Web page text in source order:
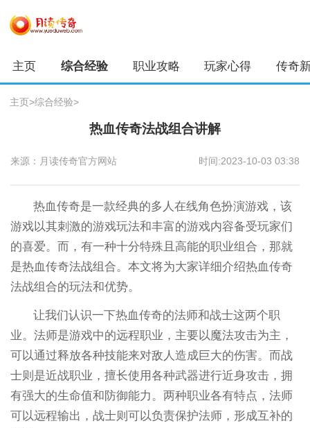
主页 综合经验 职业攻略 玩家心得 传奇
主页>综合经验>
热血传奇法战组合讲解
来源：月读传奇官方网站 时间:2023-10-03 03:38
热血传奇是一款经典的多人在线角色扮演游戏，该
游戏以其刺激的游戏玩法和丰富的游戏内容备受玩家们
的喜爱。而，有一种十分特殊且高能的职业组合，那就
是热血传奇法战组合。本文将为大家详细介绍热血传奇
法战组合的玩法和优势。
让我们认识一下热血传奇的法师和战士这两个职
业。法师是游戏中的远程职业，主要以魔法攻击为主，
可以通过释放各种技能来对敌人造成巨大的伤害。而战
士则是近战职业，擅长使用各种武器进行近身攻击，拥
有强大的生命值和防御能力。两种职业各有特点，法师
可以远程输出，战士则可以负责保护法师，形成互补的